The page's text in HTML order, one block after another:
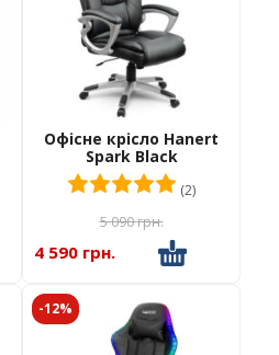
Офісне крісло Hanert
Spark Black
Оцінено в
(2)
5 090грн.
4 590 грн.
-12%